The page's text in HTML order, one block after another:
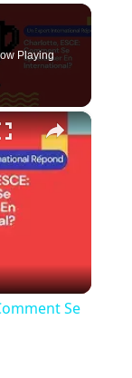
Playing
×
Se